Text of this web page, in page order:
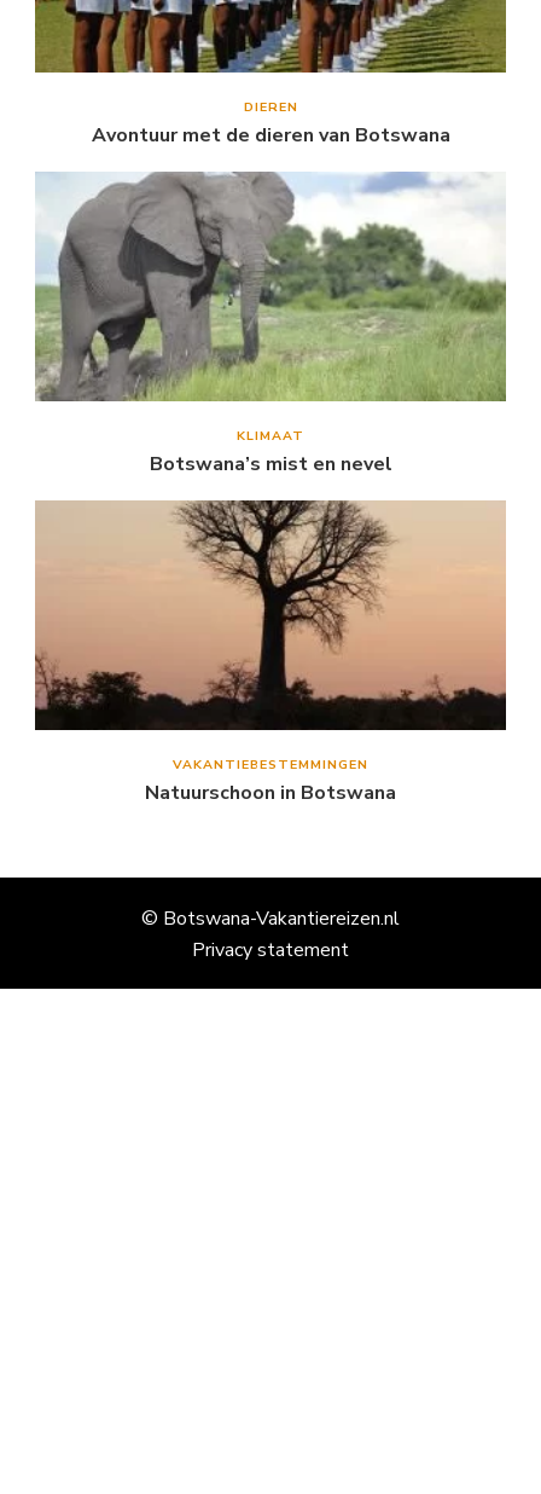
DIEREN
Avontuur met de dieren van Botswana
KLIMAAT
Botswana’s mist en nevel
VAKANTIEBESTEMMINGEN
Natuurschoon in Botswana
© Botswana-Vakantiereizen.nl
Privacy statement